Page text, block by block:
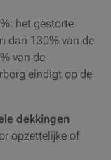
het gestorte
dan 130% van de
van de
eindigt op de
dekkingen
opzettelijke of